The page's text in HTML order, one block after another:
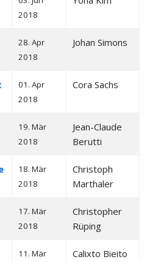
2018
28. Apr
2018
Johan Simons
01. Apr
2018
Cora Sachs
19. Mär
2018
Jean-Claude
Berutti
18. Mär
2018
Christoph
Marthaler
17. Mär
2018
Christopher
Rüping
11. Mär
Calixto Bieito